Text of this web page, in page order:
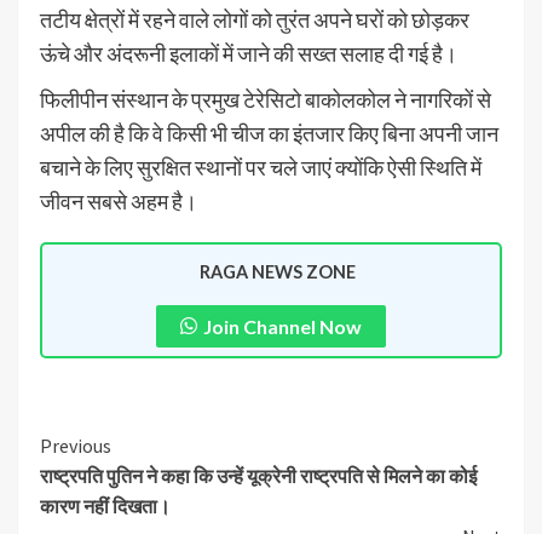
तटीय क्षेत्रों में रहने वाले लोगों को तुरंत अपने घरों को छोड़कर
ऊंचे और अंदरूनी इलाकों में जाने की सख्त सलाह दी गई है।
फिलीपीन संस्थान के प्रमुख टेरेसिटो बाकोलकोल ने नागरिकों से
अपील की है कि वे किसी भी चीज का इंतजार किए बिना अपनी जान
बचाने के लिए सुरक्षित स्थानों पर चले जाएं क्योंकि ऐसी स्थिति में
जीवन सबसे अहम है।
RAGA NEWS ZONE
Join Channel Now
Previous
राष्ट्रपति पुतिन ने कहा कि उन्हें यूक्रेनी राष्ट्रपति से मिलने का कोई
कारण नहीं दिखता।